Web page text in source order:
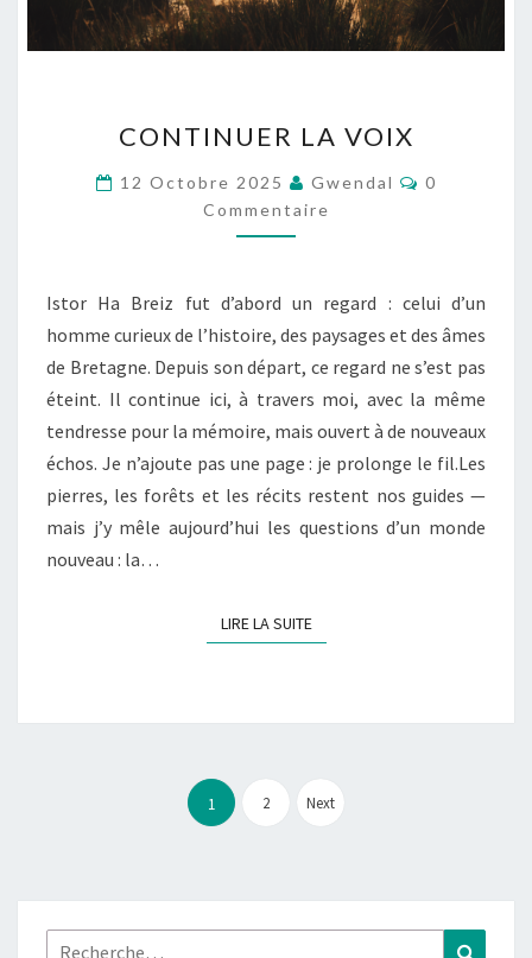
LA
VOIX
CONTINUER LA VOIX
12 Octobre 2025 Gwendal
0
Commentaire
Istor Ha Breiz fut d’abord un regard : celui d’un
homme curieux de l’histoire, des paysages et des âmes
de Bretagne. Depuis son départ, ce regard ne s’est pas
éteint. Il continue ici, à travers moi, avec la même
tendresse pour la mémoire, mais ouvert à de nouveaux
échos. Je n’ajoute pas une page : je prolonge le fil.Les
pierres, les forêts et les récits restent nos guides —
mais j’y mêle aujourd’hui les questions d’un monde
nouveau : la…
LIRE LA SUITELIRE LA SUITE
des
1 2 Next
Rechercher :